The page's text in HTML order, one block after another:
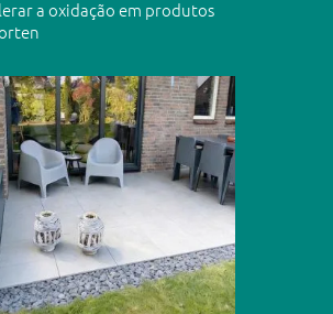
a oxidação em produtos